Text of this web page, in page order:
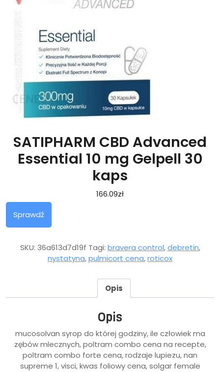
SATIPHARM CBD Advanced
Essential 10 mg Gelpell 30
kaps
166.09zł
Sprawdź
SKU: 36a613d7d19f Tagi: bravera control,debretin,
nystatyna,pulmicort cena,roticox
Opis
Opis
mucosolvan syrop do której godziny, ile człowiek ma
zębów mlecznych, poltram combo cena na recepte,
poltram combo forte cena, rodzaje lupiezu, nan
supreme 1, visci, kwas foliowy cena, solgar female